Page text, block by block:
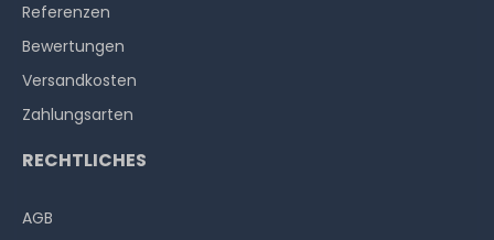
Referenzen
Bewertungen
Versandkosten
Zahlungsarten
RECHTLICHES
AGB